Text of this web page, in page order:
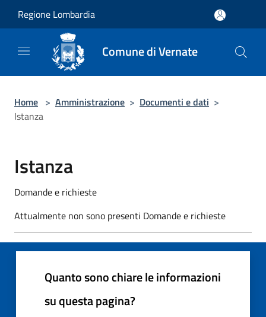
Regione Lombardia
Comune di Vernate
Home > Amministrazione > Documenti e dati >
Istanza
Istanza
Domande e richieste
Attualmente non sono presenti Domande e richieste
Quanto sono chiare le informazioni
su questa pagina?